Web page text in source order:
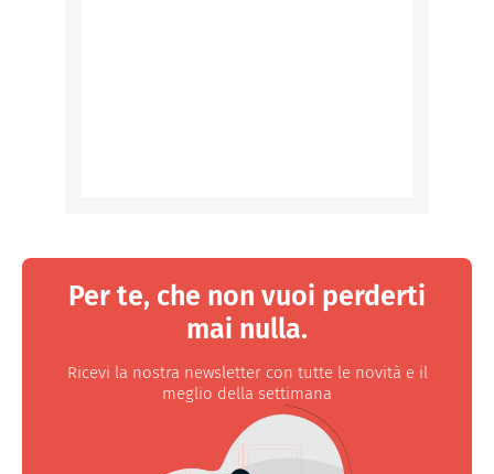
Per te, che non vuoi perderti
mai nulla.
Ricevi la nostra newsletter con tutte le novità e il
meglio della settimana